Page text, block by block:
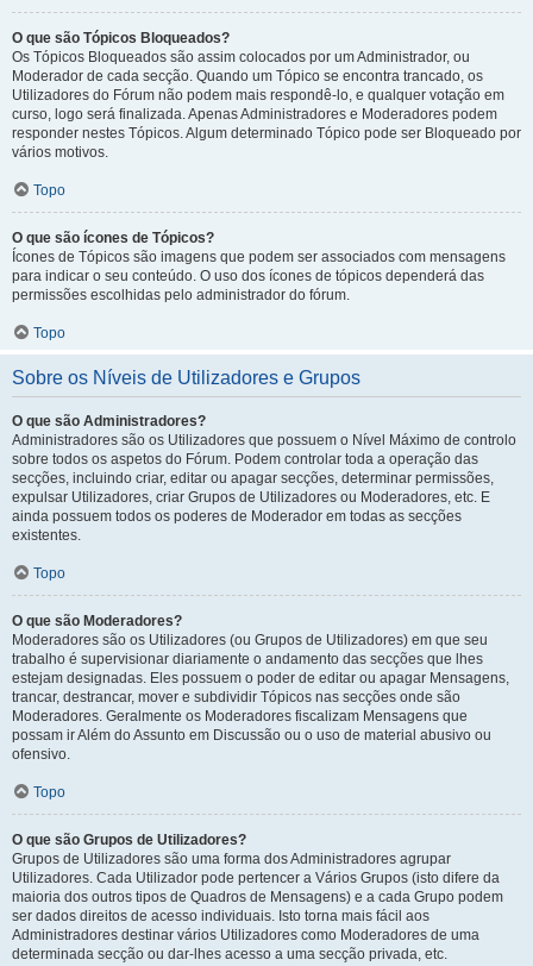
O que são Tópicos Bloqueados?
Os Tópicos Bloqueados são assim colocados por um Administrador, ou
Moderador de cada secção. Quando um Tópico se encontra trancado, os
Utilizadores do Fórum não podem mais respondê-lo, e qualquer votação em
curso, logo será finalizada. Apenas Administradores e Moderadores podem
responder nestes Tópicos. Algum determinado Tópico pode ser Bloqueado por
vários motivos.
Topo
O que são ícones de Tópicos?
Ícones de Tópicos são imagens que podem ser associados com mensagens
para indicar o seu conteúdo. O uso dos ícones de tópicos dependerá das
permissões escolhidas pelo administrador do fórum.
Topo
Sobre os Níveis de Utilizadores e Grupos
O que são Administradores?
Administradores são os Utilizadores que possuem o Nível Máximo de controlo
sobre todos os aspetos do Fórum. Podem controlar toda a operação das
secções, incluindo criar, editar ou apagar secções, determinar permissões,
expulsar Utilizadores, criar Grupos de Utilizadores ou Moderadores, etc. E
ainda possuem todos os poderes de Moderador em todas as secções
existentes.
Topo
O que são Moderadores?
Moderadores são os Utilizadores (ou Grupos de Utilizadores) em que seu
trabalho é supervisionar diariamente o andamento das secções que lhes
estejam designadas. Eles possuem o poder de editar ou apagar Mensagens,
trancar, destrancar, mover e subdividir Tópicos nas secções onde são
Moderadores. Geralmente os Moderadores fiscalizam Mensagens que
possam ir Além do Assunto em Discussão ou o uso de material abusivo ou
ofensivo.
Topo
O que são Grupos de Utilizadores?
Grupos de Utilizadores são uma forma dos Administradores agrupar
Utilizadores. Cada Utilizador pode pertencer a Vários Grupos (isto difere da
maioria dos outros tipos de Quadros de Mensagens) e a cada Grupo podem
ser dados direitos de acesso individuais. Isto torna mais fácil aos
Administradores destinar vários Utilizadores como Moderadores de uma
determinada secção ou dar-lhes acesso a uma secção privada, etc.